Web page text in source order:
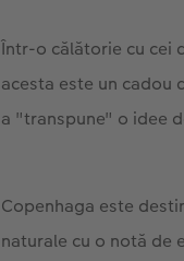
Într-o călătorie cu cei
acesta este un cadou
a "transpune" o idee
Copenhaga este
naturale cu o notă de